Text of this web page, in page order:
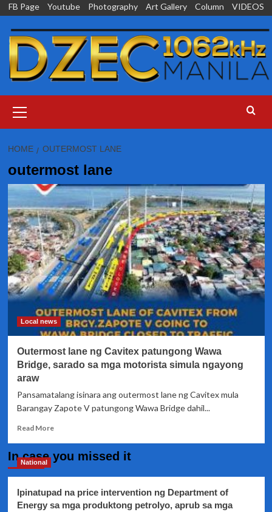
Skip
content
FB Page Youtube Photography Art Gallery Column VIDEOS
Menu
HOME OUTERMOST LANE
outermost lane
Local news
Outermost lane ng Cavitex patungong Wawa
Bridge, sarado sa mga motorista simula ngayong
araw
Pansamatalang isinara ang outermost lane ng Cavitex mula
Barangay Zapote V patungong Wawa Bridge dahil...
Read MoreRead
Outermost
Cavitex
patungong
In case you missed it
National
Ipinatupad na price intervention ng Department of
Energy sa mga produktong petrolyo, aprub sa mga